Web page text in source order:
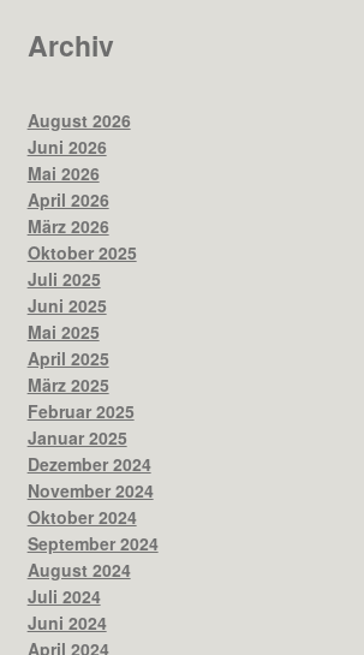
Archiv
August 2026
Juni 2026
Mai 2026
April 2026
März 2026
Oktober 2025
Juli 2025
Juni 2025
Mai 2025
April 2025
März 2025
Februar 2025
Januar 2025
Dezember 2024
November 2024
Oktober 2024
September 2024
August 2024
Juli 2024
Juni 2024
April 2024